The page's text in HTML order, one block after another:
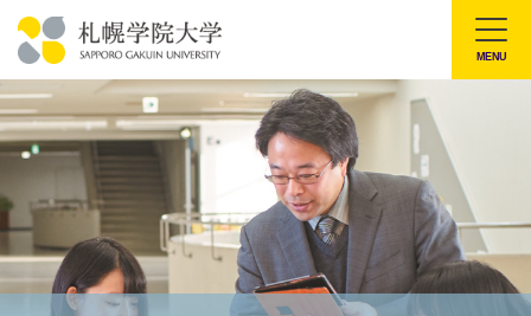
文
へ
メ
ニ
ー
札
幌
学
大
学
MENU